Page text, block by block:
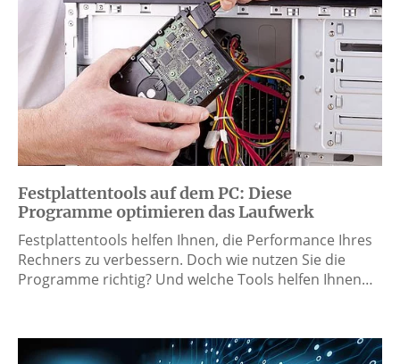
Festplattentools auf dem PC: Diese
Programme optimieren das Laufwerk
Festplattentools helfen Ihnen, die Performance Ihres
Rechners zu verbessern. Doch wie nutzen Sie die
Programme richtig? Und welche Tools helfen Ihnen…